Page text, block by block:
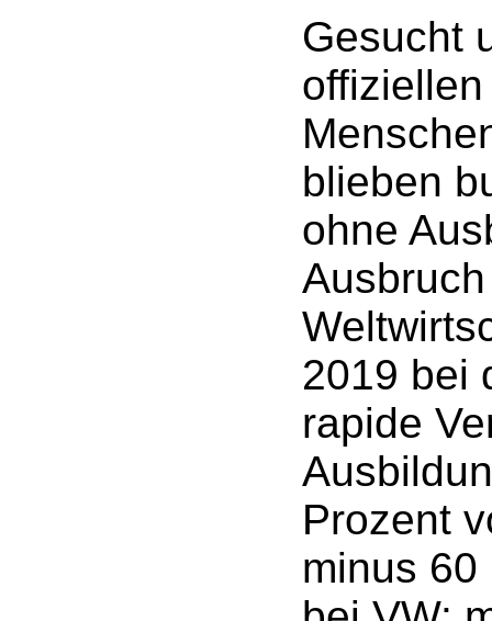
Gesucht
blieben
ohne
2019 bei
rapide
Prozent
minus